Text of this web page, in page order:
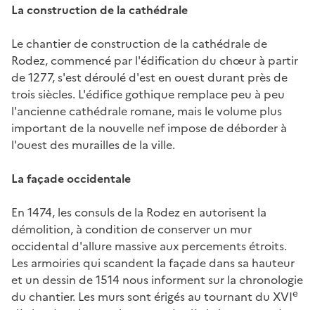
La construction de la cathédrale
Le chantier de construction de la cathédrale de
Rodez, commencé par l'édification du chœur à partir
de 1277, s'est déroulé d'est en ouest durant près de
trois siècles. L'édifice gothique remplace peu à peu
l'ancienne cathédrale romane, mais le volume plus
important de la nouvelle nef impose de déborder à
l'ouest des murailles de la ville.
La façade occidentale
En 1474, les consuls de la Rodez en autorisent la
démolition, à condition de conserver un mur
occidental d'allure massive aux percements étroits.
Les armoiries qui scandent la façade dans sa hauteur
et un dessin de 1514 nous informent sur la chronologie
du chantier. Les murs sont érigés au tournant du XVIe